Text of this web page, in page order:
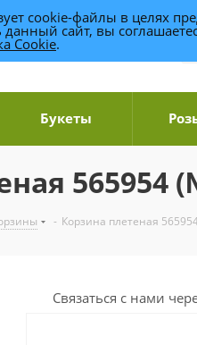
цветов по Уфе
Букеты
565954
- Корзина плетеная
Связаться с нами
cookie-файлы в целях
сайт, вы
Cookie.